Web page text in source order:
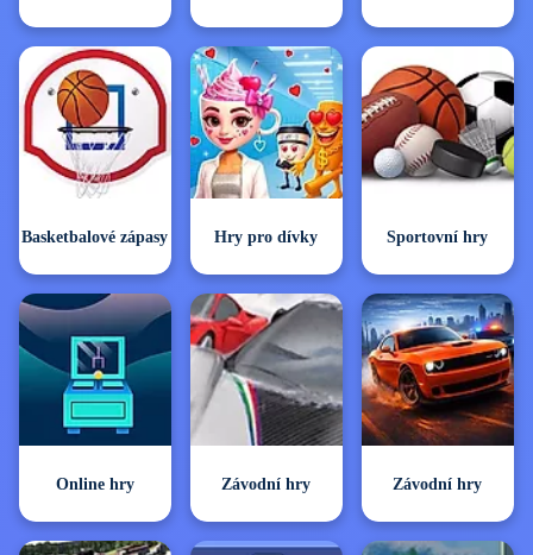
Basketbalové zápasy Hry pro dívky Sportovní hry
Online hry Závodní hry Závodní hry